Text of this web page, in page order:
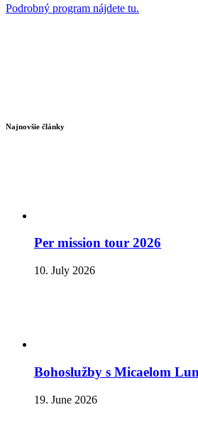
Podrobný program nájdete tu.
Najnovšie články
Per mission tour 2026
10. July 2026
Bohoslužby s Micaelom
19. June 2026